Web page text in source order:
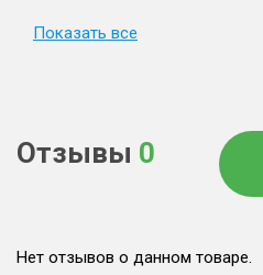
Показать все
Отзывы 0
Нет отзывов о данном товаре.